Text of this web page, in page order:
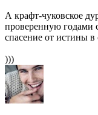
А крафт-чуковское
проверенную годами
спасение от истины
)))